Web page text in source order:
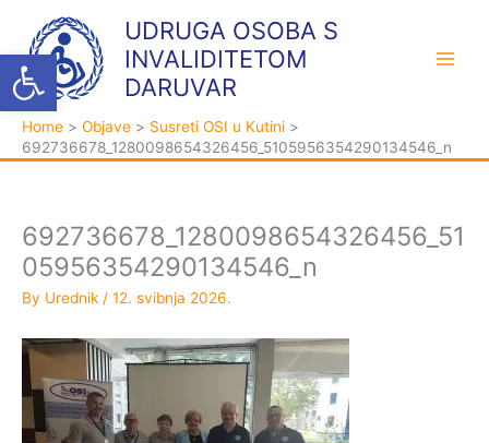
Open toolbar
content
UDRUGA OSOBA S
INVALIDITETOM
DARUVAR
Home Objave
Susreti OSI u Kutini
692736678_1280098654326456_5105956354290134546_n
692736678_1280098654326456_51
05956354290134546_n
By Urednik / 12. svibnja 2026.
t
e
g
o
e
h
i
v
a